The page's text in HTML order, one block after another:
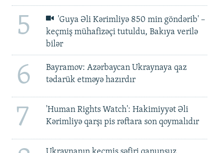
5
'Guya Əli Kərimliyə 850 min göndərib' –
keçmiş mühafizəçi tutuldu, Bakıya verilə
bilər
6
Bayramov: Azərbaycan Ukraynaya qaz
tədarük etməyə hazırdır
7
'Human Rights Watch': Hakimiyyət Əli
Kərimliyə qarşı pis rəftara son qoymalıdır